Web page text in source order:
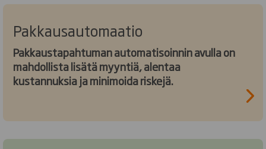
Pakkausautomaatio
Pakkaustapahtuman automatisoinnin avulla on
mahdollista lisätä myyntiä, alentaa
kustannuksia ja minimoida riskejä.